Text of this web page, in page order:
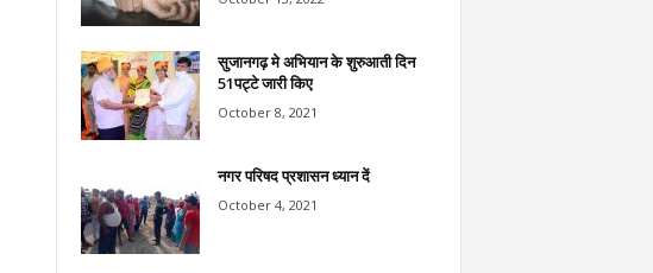
सुजानगढ़ मे अभियान के शुरुआती दिन
51पट्टे जारी किए
October 8, 2021
नगर परिषद प्रशासन ध्यान दें
October 4, 2021